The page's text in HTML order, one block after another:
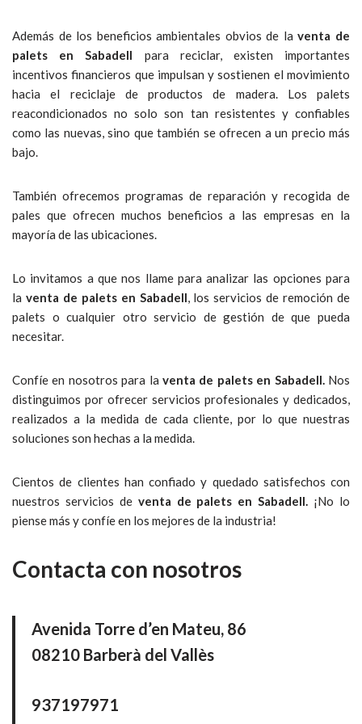
Además de los beneficios ambientales obvios de laventa de
palets en Sabadell para reciclar, existen importantes
incentivos financieros que impulsan y sostienen el movimiento
hacia el reciclaje de productos de madera. Los palets
reacondicionados no solo son tan resistentes y confiables
como las nuevas, sino que también se ofrecen a un precio más
bajo.
También ofrecemos programas de reparación y recogida de
pales que ofrecen muchos beneficios a las empresas en la
mayoría de las ubicaciones.
Lo invitamos a que nos llame para analizar las opciones para
la venta de palets en Sabadell, los servicios de remoción de
palets o cualquier otro servicio de gestión de que pueda
necesitar.
Confíe en nosotros para la venta de palets en Sabadell. Nos
distinguimos por ofrecer servicios profesionales y dedicados,
realizados a la medida de cada cliente, por lo que nuestras
soluciones son hechas a la medida.
Cientos de clientes han confiado y quedado satisfechos con
nuestros servicios de venta de palets en Sabadell. ¡No lo
piense más y confíe en los mejores de la industria!
Contacta con nosotros
Avenida Torre d’en Mateu, 86
08210 Barberà del Vallès
937197971